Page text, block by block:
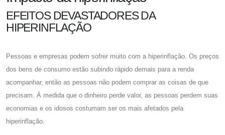
EFEITOS DEVASTADORES DA
HIPERINFLAÇÃO
Pessoas e empresas podem sofrer muito com a hiperinflação. Os preços
dos bens de consumo estão subindo rápido demais para a renda
acompanhar, então as pessoas não podem comprar as coisas de que
precisam. À medida que o dinheiro perde valor, as pessoas perdem suas
economias e os idosos costumam ser os mais afetados pela
hiperinflação.